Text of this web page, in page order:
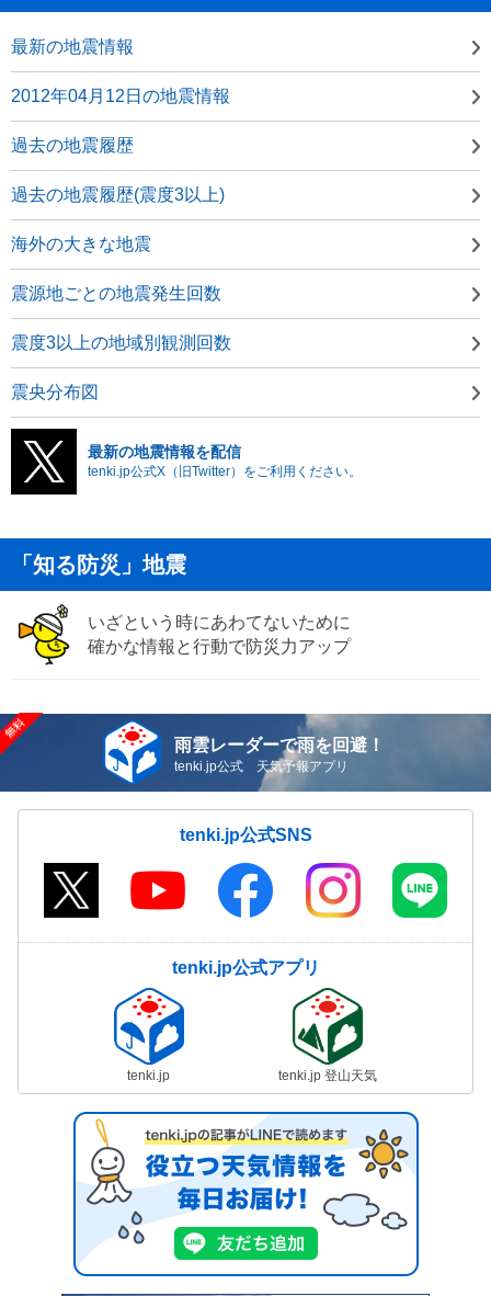
最新の地震情報
2012年04月12日の地震情報
過去の地震履歴
過去の地震履歴(震度3以上)
海外の大きな地震
震源地ごとの地震発生回数
震度3以上の地域別観測回数
震央分布図
最新の地震情報を配信
tenki.jp公式X（旧Twitter）をご利用ください。
「知る防災」地震
いざという時にあわてないために
確かな情報と行動で防災力アップ
雨雲レーダーで雨を回避！
tenki.jp公式 天気予報アプリ
tenki.jp公式SNS
tenki.jp公式アプリ
tenki.jp tenki.jp 登山天気